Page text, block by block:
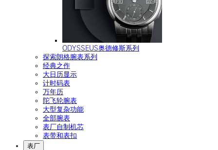
ODYSSEUS奥德修斯系列
探索朗格腕表系列
经典之作
大日历显示
计时码表
万年历
陀飞轮腕表
大型复杂功能
全部腕表
表厂自制机芯
表带和表扣
表厂